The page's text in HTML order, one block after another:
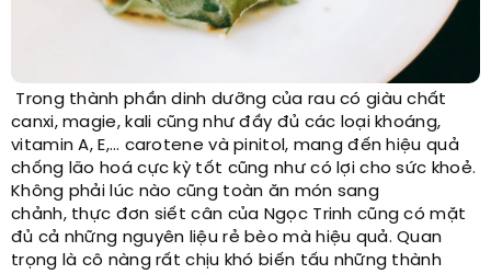
Trong thành phần dinh dưỡng của rau có giàu chất
canxi, magie, kali cũng như đầy đủ các loại khoáng,
vitamin A, E,… carotene và pinitol, mang đến hiệu quả
chống lão hoá cực kỳ tốt cũng như có lợi cho sức khoẻ.
Không phải lúc nào cũng toàn ăn món sang
chảnh, thực đơn siết cân của Ngọc Trinh cũng có mặt
đủ cả những nguyên liệu rẻ bèo mà hiệu quả. Quan
trọng là cô nàng rất chịu khó biến tấu những thành